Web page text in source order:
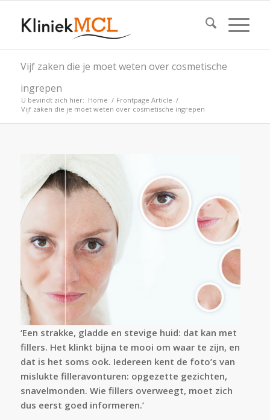
Vijf zaken die je moet weten over cosmetische
ingrepen
U bevindt zich hier: Home / Frontpage Article /
Vijf zaken die je moet weten over cosmetische ingrepen
‘Een strakke, gladde en stevige huid: dat kan met
fillers. Het klinkt bijna te mooi om waar te zijn, en
dat is het soms ook. Iedereen kent de foto’s van
mislukte filleravonturen: opgezette gezichten,
snavelmonden. Wie fillers overweegt, moet zich
dus eerst goed informeren.’